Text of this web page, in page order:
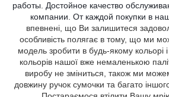
работы. Достойное качество
компании. От каждой покупки в
впевнені, що Ви залишитеся
особливість полягає в тому, що ми
модель зробити в будь-якому кольорі і
кольорів нашої вже немаленькою
виробу не зміниться, також ми
довжину ручок сумочки та багато